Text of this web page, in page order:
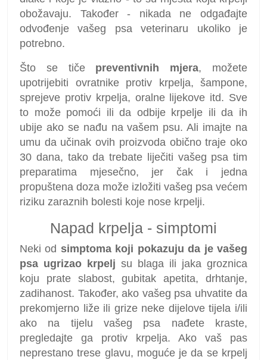
obožavaju. Također - nikada ne odgađajte
odvođenje vašeg psa veterinaru ukoliko je
potrebno.
Što se tiče preventivnih mjera, možete
upotrijebiti ovratnike protiv krpelja, šampone,
sprejeve protiv krpelja, oralne lijekove itd. Sve
to može pomoći ili da odbije krpelje ili da ih
ubije ako se nađu na vašem psu. Ali imajte na
umu da učinak ovih proizvoda obično traje oko
30 dana, tako da trebate liječiti vašeg psa tim
preparatima mjesečno, jer čak i jedna
propuštena doza može izložiti vašeg psa većem
riziku zaraznih bolesti koje nose krpelji.
Napad krpelja - simptomi
Neki od simptoma koji pokazuju da je vašeg
psa ugrizao krpelj su blaga ili jaka groznica
koju prate slabost, gubitak apetita, drhtanje,
zadihanost. Također, ako vašeg psa uhvatite da
prekomjerno liže ili grize neke dijelove tijela i/ili
ako na tijelu vašeg psa nađete kraste,
pregledajte ga protiv krpelja. Ako vaš pas
neprestano trese glavu, moguće je da se krpelj